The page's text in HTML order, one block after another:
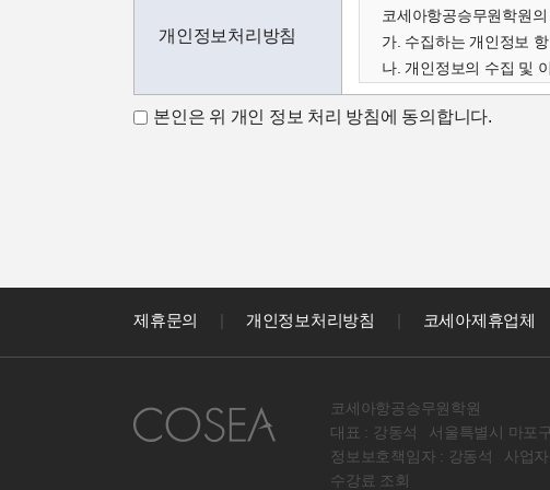
개인정보처리방침
코세아항공승무원학원
가. 수집하는 개인정보
나. 개인정보의 수집 및
다. 수집한 개인정보의
가. 수집하는 개인정보 항
- 성명, 이메일, 연락처,
- 과정문의에 대한 학과
- 신규 서비스(강좌) 개
원칙적으로 개인정보 수
라. 코세아 정회원 컨텐
원칙적으로 코세아학원
본인은 위 개인 정보 처리 방침에 동의합니다.
제휴문의 | 개인정보처리방침 | 코세아제휴업체
코세아항공승무원학원
대표 : 강동석
서울특별시 마포
정보보호책임자 : 강동석
사업
수강료 조회